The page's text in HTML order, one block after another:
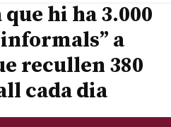
hi ha 3.000
a
recullen 380
cada dia